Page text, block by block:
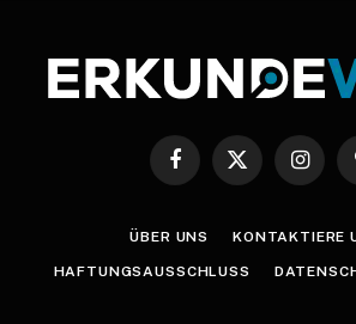
Facebook
X
ÜBER UNS KONTAKTIERE
HAFTUNGSAUSSCHLUSS